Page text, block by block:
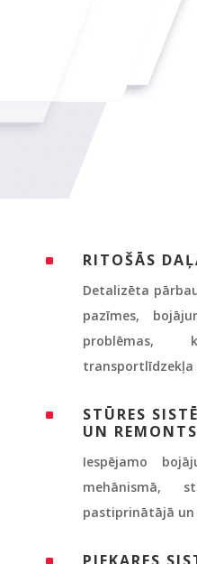
^ RITOŠĀS
Detalizēta
pazīmes,
^
STŪRES
UN REMONTS
Iespējamo
mehānismā,
pastiprinātājā